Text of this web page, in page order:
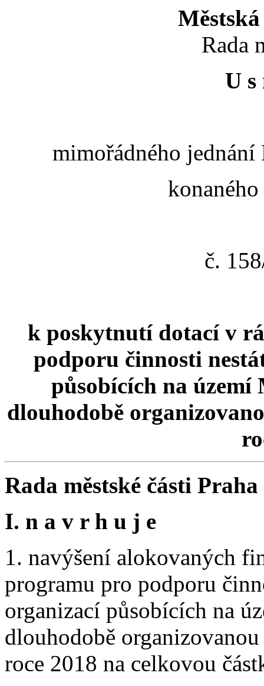
Rada
U s
mimořádného jednání
č.
k poskytnutí dotací v
podporu činnosti
působících na
dlouhodobě
Rada městské části Praha
I. n a v r h u j e
1. navýšení alokovaných
programu pro podporu
organizací působících na
dlouhodobě
roce 2018 na celkovou